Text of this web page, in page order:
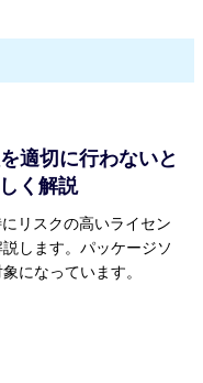
適切に行わないと
く解説
リスクの高いライセン
します。パッケージソ
になっています。